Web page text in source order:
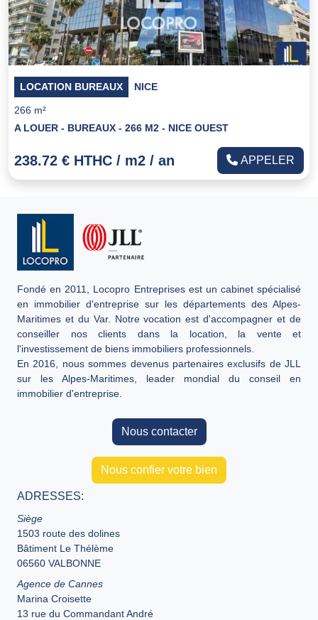
LOCATION BUREAUX NICE
266 m²
A LOUER - BUREAUX - 266 M2 - NICE OUEST
238.72 € HTHC / m2 / an APPELER
Fondé en 2011, Locopro Entreprises est un cabinet spécialisé
en immobilier d'entreprise sur les départements des Alpes-
Maritimes et du Var. Notre vocation est d'accompagner et de
conseiller nos clients dans la location, la vente et
l'investissement de biens immobiliers professionnels.
En 2016, nous sommes devenus partenaires exclusifs de JLL
sur les Alpes-Maritimes, leader mondial du conseil en
immobilier d'entreprise.
Nous contacter
Nous confier votre bien
ADRESSES:
Siège
1503 route des dolines
Bâtiment Le Thélème
06560 VALBONNE
Agence de Cannes
Marina Croisette
13 rue du Commandant André